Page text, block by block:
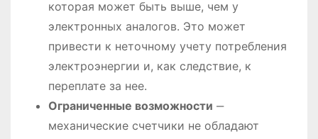
которая может быть выше, чем у
электронных аналогов. Это может
привести к неточному учету потребления
электроэнергии и, как следствие, к
переплате за нее.
Ограниченные возможности ‒
механические счетчики не обладают